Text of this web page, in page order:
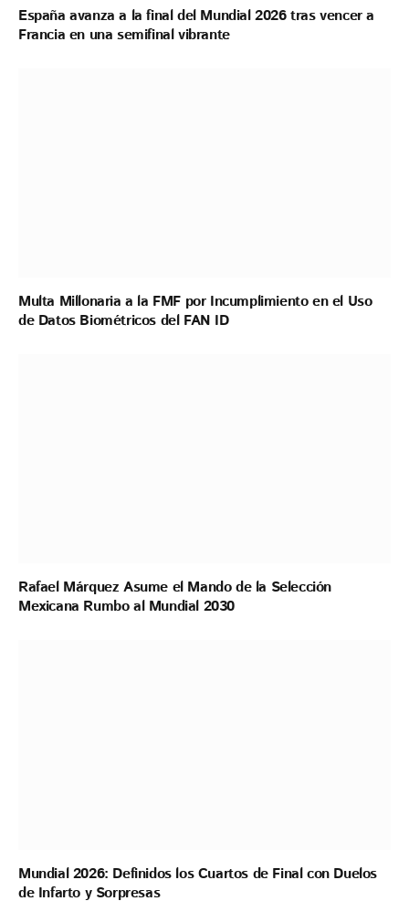
España avanza a la final del Mundial 2026 tras vencer a
Francia en una semifinal vibrante
Multa Millonaria a la FMF por Incumplimiento en el Uso
de Datos Biométricos del FAN ID
Rafael Márquez Asume el Mando de la Selección
Mexicana Rumbo al Mundial 2030
Mundial 2026: Definidos los Cuartos de Final con Duelos
de Infarto y Sorpresas